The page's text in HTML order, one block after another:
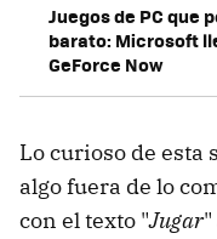
Juegos de PC que
barato: Microsoft
GeForce Now
Lo curioso de esta
algo fuera de lo
con el texto "Jugar"